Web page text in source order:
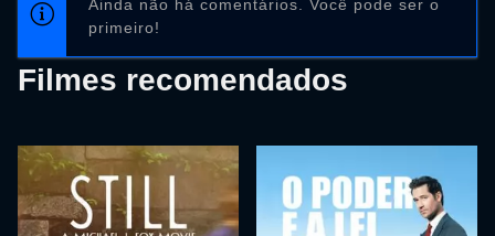
Ainda não há comentários. Você pode ser o
primeiro!
Filmes recomendados